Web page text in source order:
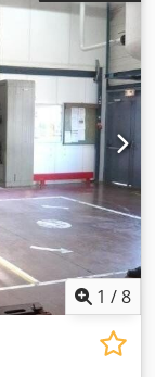
1 /8